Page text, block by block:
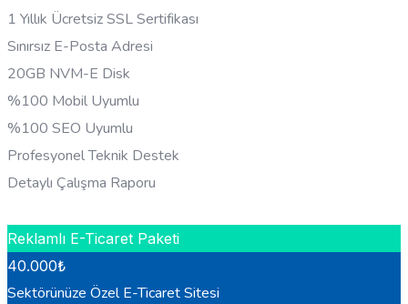
1 Yıllık Ücretsiz SSL Sertifikası
Sınırsız E-Posta Adresi
20GB NVM-E Disk
%100 Mobil Uyumlu
%100 SEO Uyumlu
Profesyonel Teknik Destek
Detaylı Çalışma Raporu
Reklamlı E-Ticaret Paketi
40.000₺
Sektörünüze Özel E-Ticaret Sitesi